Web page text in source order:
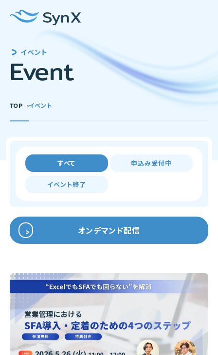
イベント
Event
TOP イベント
すべて 申込み受付中
イベント終了
オンデマンド配信